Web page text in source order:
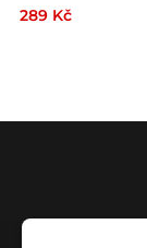
289 Kč